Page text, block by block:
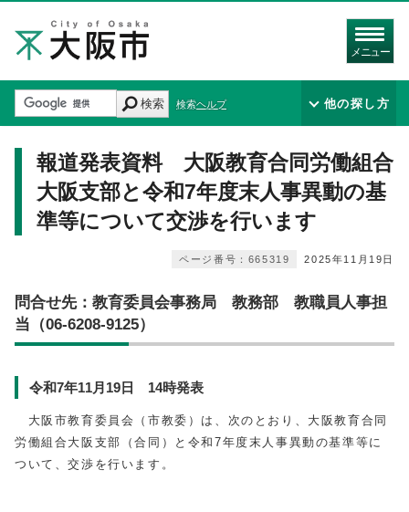
メニュー
検索 検索ヘルプ 他の探し方
報道発表資料 大阪教育合同労働組合
大阪支部と令和7年度末人事異動の基
準等について交渉を行います
2025年11月19日
ページ番号：665319
問合せ先：教育委員会事務局 教務部 教職員人事担
当（06-6208-9125）
令和7年11月19日 14時発表
大阪市教育委員会（市教委）は、次のとおり、大阪教育合同
労働組合大阪支部（合同）と令和7年度末人事異動の基準等に
ついて、交渉を行います。